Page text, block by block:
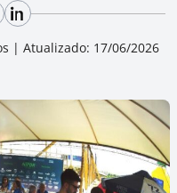
| Atualizado: 17/06/2026